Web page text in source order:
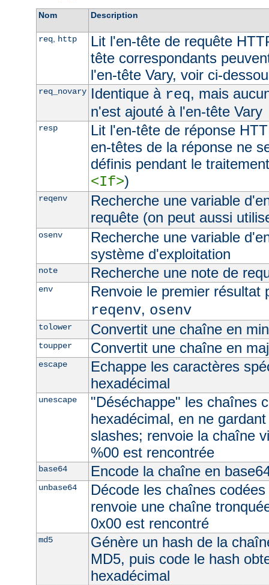
Nom Description
req, http
Lit l'en-tête de requête
tête correspondants
l'en-tête Vary, voir ci-
req_novary Identique à req, mais
n'est ajouté à l'en-tête Vary
resp
Lit l'en-tête de réponse
en-têtes de la réponse ne
définis pendant le
<If>)
reqenv
Recherche une variable
requête (on peut aussi
osenv
Recherche une variable
système d'exploitation
note Recherche une note de
env
Renvoie le premier résultat
reqenv, osenv
tolower Convertit une chaîne en
toupper Convertit une chaîne en
escape
Echappe les caractères
hexadécimal
unescape
"Déséchappe" les chaînes
hexadécimal, en ne
slashes; renvoie la chaîne
%00 est rencontrée
base64 Encode la chaîne en
unbase64
Décode les chaînes
renvoie une chaîne
0x00 est rencontré
md5
Génère un hash de la
MD5, puis code le hash
hexadécimal